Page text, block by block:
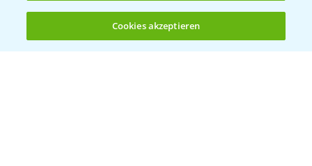
(noch 4)
Folgen Sie uns
Cookies akzeptieren